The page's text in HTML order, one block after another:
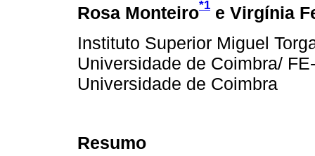
Rosa Monteiro*1 e Virgínia
Instituto Superior Miguel
Universidade de Coimbra/
Universidade de Coimbra
Resumo